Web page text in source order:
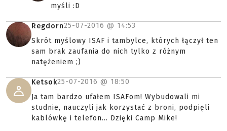
myśli :D
Regdorn25-07-2016 @ 14:53
Skrót myślowy ISAF i tambylce, których łączył ten
sam brak zaufania do nich tylko z różnym
natężeniem ;)
Ketsok25-07-2016 @ 18:50
Ja tam bardzo ufałem ISAFom! Wybudowali mi
studnie, nauczyli jak korzystać z broni, podpięli
kablówkę i telefon... Dzięki Camp Mike!